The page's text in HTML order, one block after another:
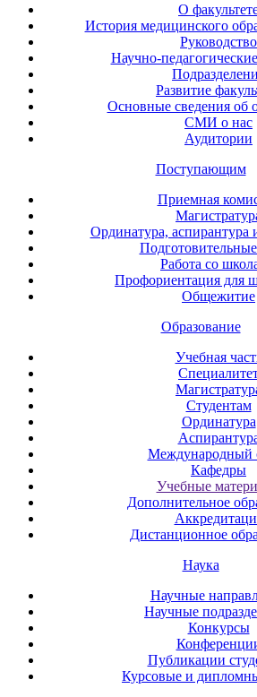
О
История медицинского
Руководство
Научно-
Развитие
Основные сведения об
СМИ о нас
Аудитории
Поступающим
Приемная
Ординатура, аспирантура
Работа со
Профориентация для
Общежитие
Образование
Учебная
Студентам
Ординатура
Международный
Кафедры
Учебные
Дополнительное
Дистанционное
Наука
Научные
Научные
Конкурсы
Публикации
Курсовые и